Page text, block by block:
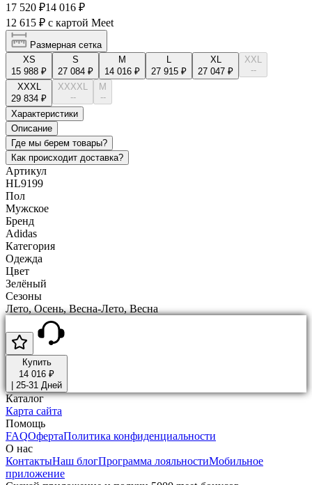
17 520 ₽14 016 ₽
12 615 ₽ с картой Meet
Размерная сетка
XS
15 988 ₽
S
27 084 ₽
M
14 016 ₽
27 915 ₽
XL
27 047 ₽
XXL
--
XXXL
29 834 ₽
XXXXL
--
М
--
Характеристики
Описание
Где мы берем товары?
Как происходит доставка?
Артикул
HL9199
Пол
Мужское
Бренд
Adidas
Категория
Одежда
Цвет
Зелёный
Сезоны
Лето, Осень, Весна-Лето, Весна
Купить
14 016 ₽
25-31 Дней
Каталог
Карта сайта
Помощь
FAQОфертаПолитика конфиденциальности
О нас
КонтактыНаш блогПрограмма лояльностиМобильное
приложение